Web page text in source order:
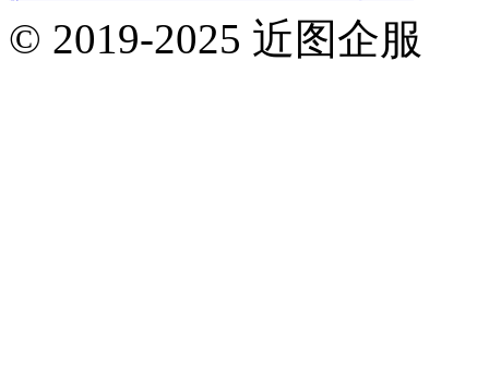
© 2019-2025 近图企服